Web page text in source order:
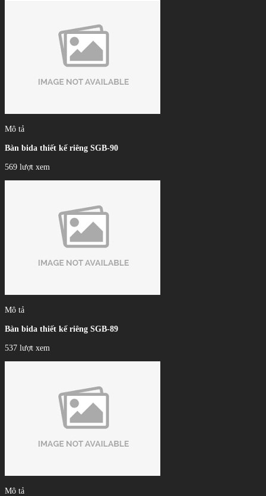
Mô tả
Bàn bida thiết kế riêng SGB-90
569 lượt xem
Mô tả
Bàn bida thiết kế riêng SGB-89
537 lượt xem
Mô tả